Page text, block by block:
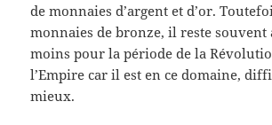
de monnaies d’argent et d’or.
monnaies de bronze, il reste souvent
moins pour la période de la
l’Empire car il est en ce domaine,
mieux.